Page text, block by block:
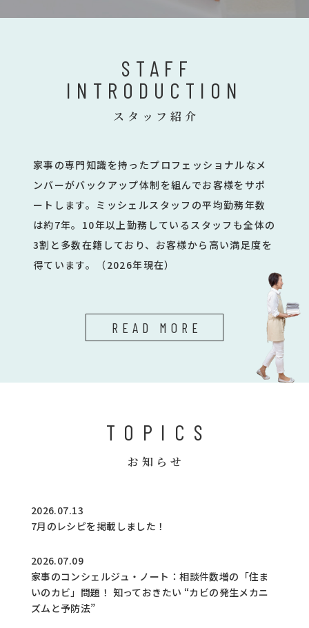
STAFF
INTRODUCTION
スタッフ紹介
家事の専門知識を持ったプロフェッショナルなメ
ンバーがバックアップ体制を組んでお客様をサポ
ートします。ミッシェルスタッフの平均勤務年数
は約7年。10年以上勤務しているスタッフも全体の
3割と多数在籍しており、お客様から高い満足度を
得ています。（2026年現在）
READ MORE
TOPICS
お知らせ
2026.07.13
7月のレシピを掲載しました！
2026.07.09
家事のコンシェルジュ・ノート：相談件数増の「住ま
いのカビ」問題！ 知っておきたい “カビの発生メカニ
ズムと予防法”